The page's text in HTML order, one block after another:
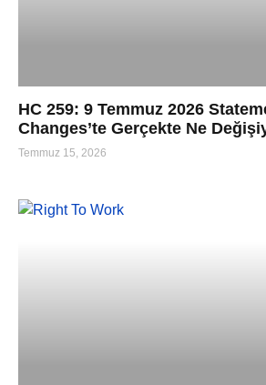
HC 259: 9 Temmuz 2026
Changes’te Gerçekte Ne
Temmuz 15, 2026